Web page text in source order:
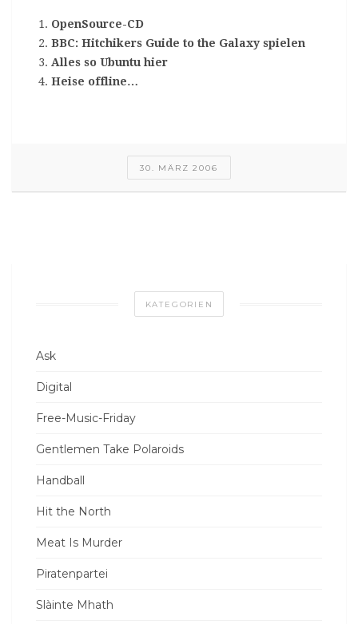
OpenSource-CD
BBC: Hitchikers Guide to the Galaxy spielen
Alles so Ubuntu hier
Heise offline…
30. MÄRZ 2006
KATEGORIEN
Ask
Digital
Free-Music-Friday
Gentlemen Take Polaroids
Handball
Hit the North
Meat Is Murder
Piratenpartei
Slàinte Mhath